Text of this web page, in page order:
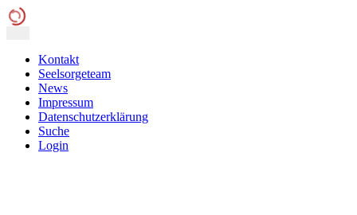
Kontakt
Seelsorgeteam
News
Impressum
Datenschutzerklärung
Suche
Login